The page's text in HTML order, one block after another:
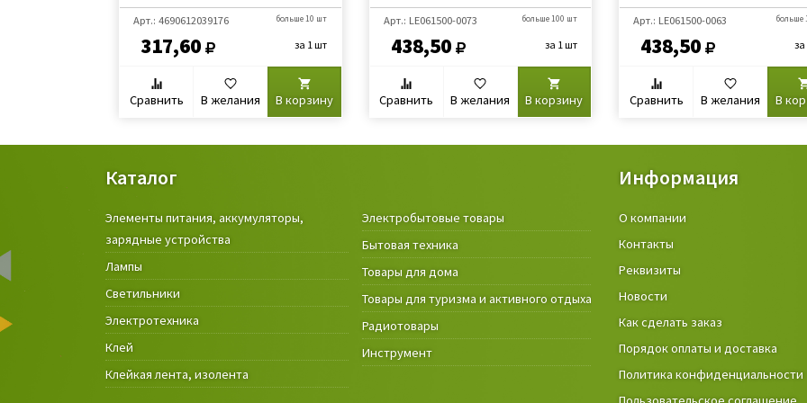
Арт.: 4690612039176
317,60
больше 10 шт
за 1 шт
Сравнить В желания В корзину
Арт.: LE061500-0073
438,50
больше 100 шт
за 1 шт
Сравнить В желания В корзину
Арт.: LE061500-0063
438,50
больше
Сравнить В желания В
Каталог
Элементы питания, аккумуляторы,
зарядные устройства
Лампы
Светильники
Электротехника
Клей
Клейкая лента, изолента
Электробытовые товары
Бытовая техника
Товары для дома
Товары для туризма и активного отдыха
Радиотовары
Инструмент
Крепёжные изделия и
материалы
Товары и инструмент для дачи,
Фонари
Информация
О компании
Контакты
Реквизиты
Новости
Как сделать заказ
Порядок оплаты и доставка
Политика конфиденциальности